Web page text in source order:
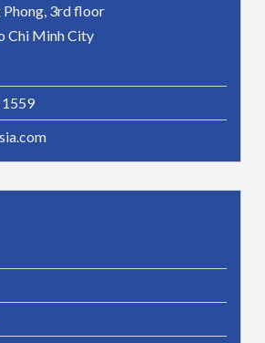
Phong, 3rd floor
Chi Minh City